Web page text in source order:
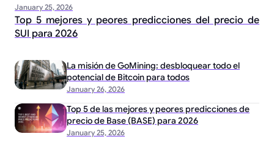
January 25, 2026
Top 5 mejores y peores predicciones del precio de
SUI para 2026
January 26, 2026
La misión de GoMining: desbloquear todo el
potencial de Bitcoin para todos
January 25, 2026
Top 5 de las mejores y peores predicciones de
precio de Base (BASE) para 2026